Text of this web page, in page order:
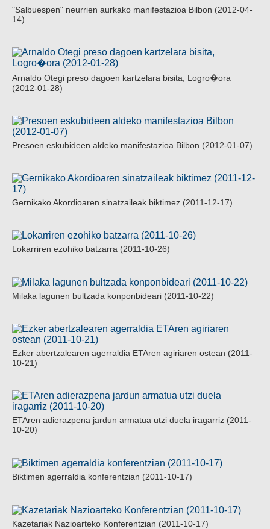
"Salbuespen" neurrien aurkako manifestazioa Bilbon (2012-04-
14)
Arnaldo Otegi preso dagoen kartzelara bisita, Logro�ora
(2012-01-28)
Presoen eskubideen aldeko manifestazioa Bilbon (2012-01-07)
Gernikako Akordioaren sinatzaileak biktimez (2011-12-17)
Lokarriren ezohiko batzarra (2011-10-26)
Milaka lagunen bultzada konponbideari (2011-10-22)
Ezker abertzalearen agerraldia ETAren agiriaren ostean (2011-
10-21)
ETAren adierazpena jardun armatua utzi duela iragarriz (2011-
10-20)
Biktimen agerraldia konferentzian (2011-10-17)
Kazetariak Nazioarteko Konferentzian (2011-10-17)